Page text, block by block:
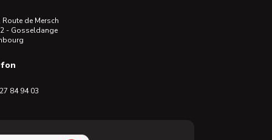
Route de Mersch
- Gosseldange
84 94 03